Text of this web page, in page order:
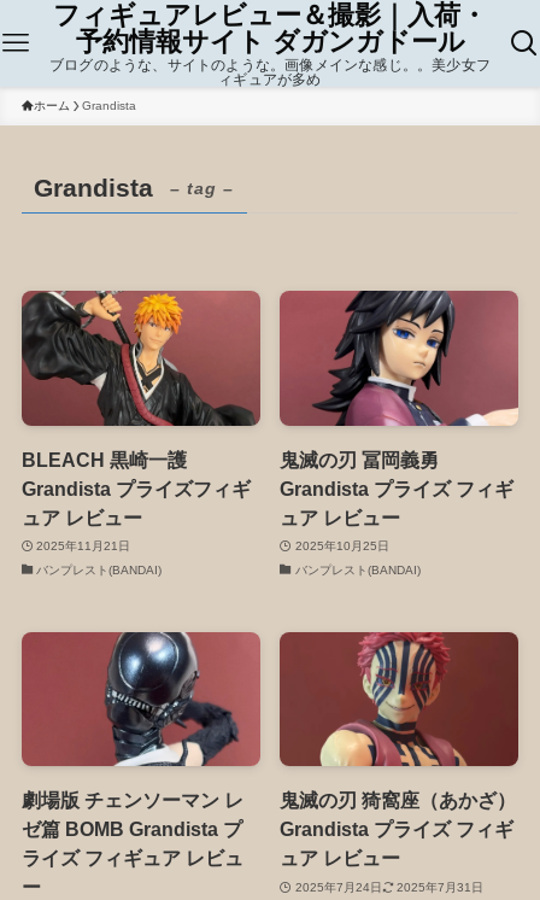
フィギュアレビュー＆撮影｜入荷・
予約情報サイト ダガンガドール
ブログのような、サイトのような。画像メインな感じ。。美少女フ
ィギュアが多め
ホーム Grandista
Grandista – tag –
BLEACH 黒崎一護
Grandista プライズフィギ
ュア レビュー
2025年11月21日
バンプレスト(BANDAI)
鬼滅の刃 冨岡義勇
Grandista プライズ フィギ
ュア レビュー
2025年10月25日
バンプレスト(BANDAI)
劇場版 チェンソーマン レ
ゼ篇 BOMB Grandista プ
ライズ フィギュア レビュ
ー
鬼滅の刃 猗窩座（あかざ）
Grandista プライズ フィギ
ュア レビュー
2025年7月24日
2025年7月31日